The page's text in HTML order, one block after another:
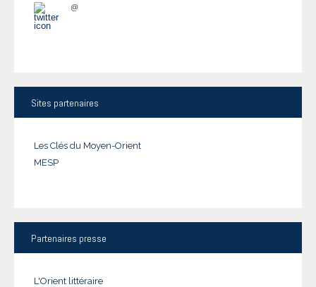
@
Sites partenaires
Les Clés du Moyen-Orient
MESP
Partenaires presse
L'Orient littéraire